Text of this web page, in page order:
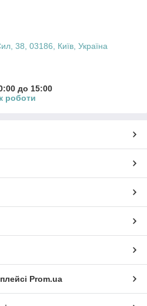
38, 03186, Київ, Україна
до 15:00
роботи
Prom.ua